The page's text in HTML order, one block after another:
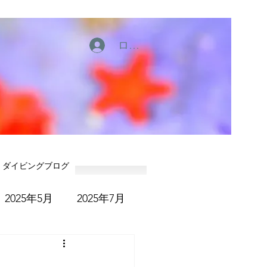
ログイン
ダイビングブログ
2025年5月 2025年7月
2026年2月